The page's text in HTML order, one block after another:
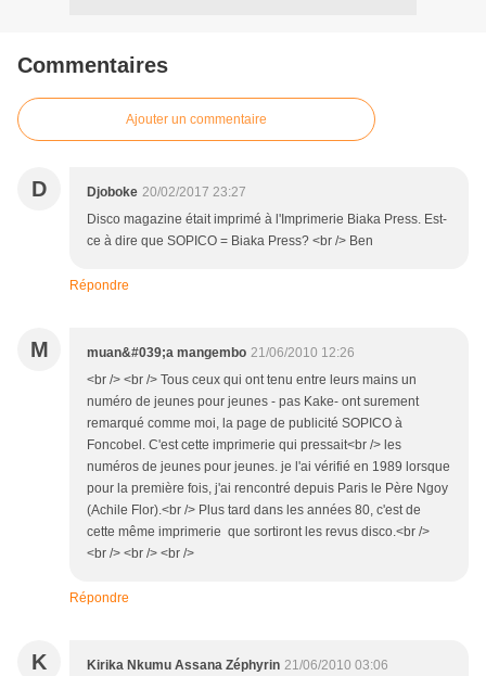
Commentaires
Ajouter un commentaire
D Djoboke 20/02/2017 23:27
Disco magazine était imprimé à l'Imprimerie Biaka Press. Est-
ce à dire que SOPICO = Biaka Press? <br /> Ben
Répondre
M muan&#039;a mangembo 21/06/2010 12:26
<br /> <br /> Tous ceux qui ont tenu entre leurs mains un
numéro de jeunes pour jeunes - pas Kake- ont surement
remarqué comme moi, la page de publicité SOPICO à
Foncobel. C'est cette imprimerie qui pressait<br /> les
numéros de jeunes pour jeunes. je l'ai vérifié en 1989 lorsque
pour la première fois, j'ai rencontré depuis Paris le Père Ngoy
(Achile Flor).<br /> Plus tard dans les années 80, c'est de
cette même imprimerie que sortiront les revus disco.<br />
<br /> <br /> <br />
Répondre
K Kirika Nkumu Assana Zéphyrin 21/06/2010 03:06